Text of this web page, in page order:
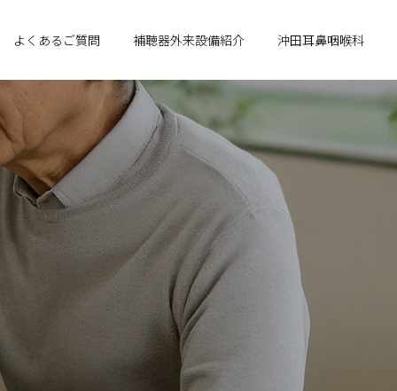
よくあるご質問 補聴器外来設備紹介 沖田耳鼻咽喉科